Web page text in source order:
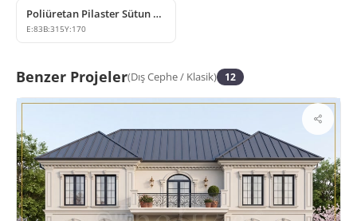
Poliüretan Pilaster Sütun Başlığı Modeli
E:83B:315Y:170
Benzer Projeler(Dış Cephe/ Klasik) 12